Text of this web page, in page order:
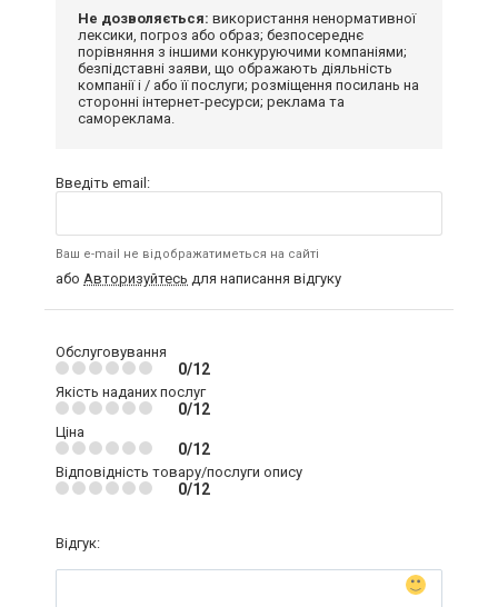
Не дозволяється: використання ненормативної
лексики, погроз або образ; безпосереднє
порівняння з іншими конкуруючими компаніями;
безпідставні заяви, що ображають діяльність
компанії і / або її послуги; розміщення посилань на
сторонні інтернет-ресурси; реклама та
самореклама.
Введіть email:
Ваш e-mail не відображатиметься на сайті
або Авторизуйтесь для написання відгуку
Обслуговування
0/12
Якість наданих послуг
0/12
Ціна
0/12
Відповідність товару/послуги опису
0/12
Відгук: